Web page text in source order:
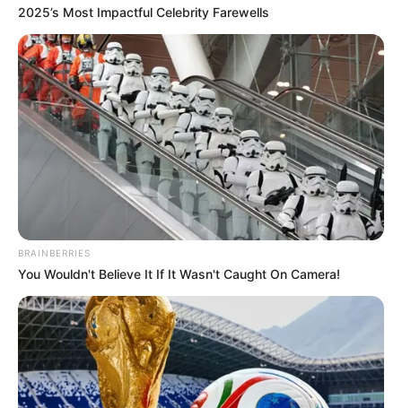
2025’s Most Impactful Celebrity Farewells
BRAINBERRIES
You Wouldn't Believe It If It Wasn't Caught On Camera!